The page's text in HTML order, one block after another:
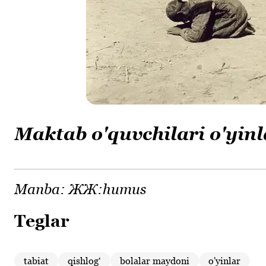
Maktab o'quvchilari
Manba: ЖЖ:humus
Teglar
tabiat qishlogʻ bolalar maydoni o'yinlar